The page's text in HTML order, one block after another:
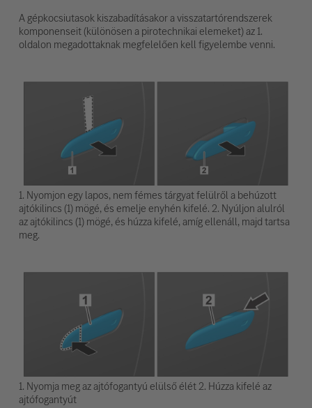
A gépkocsiutasok kiszabadításakor a visszatartórendszerek
komponenseit (különösen a pirotechnikai elemeket) az 1.
oldalon megadottaknak megfelelően kell figyelembe venni.
1. Nyomjon egy lapos, nem fémes tárgyat felülről a behúzott
ajtókilincs (1) mögé, és emelje enyhén kifelé. 2. Nyúljon alulról
az ajtókilincs (1) mögé, és húzza kifelé, amíg ellenáll, majd tartsa
meg.
1. Nyomja meg az ajtófogantyú elülső élét 2. Húzza kifelé az
ajtófogantyút